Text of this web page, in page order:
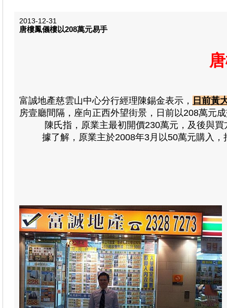
2013-12-31
唐樓鳳儀樓以208萬元易手
富誠地產慈雲山中心分行經理陳錫金表示， 日前黃
房壹廳間隔，座向正西外望街景，日前以208萬元
陳氏指，原業主最初開價230萬元，及後與買
據了解，原業主於2008年3月以50萬元購入，